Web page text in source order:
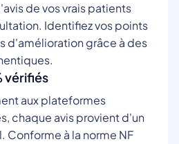
de vos vrais patients
Identifiez vos points
d'amélioration grâce à des
vérifiés
aux plateformes
chaque avis provient d'un
Conforme à la norme NF